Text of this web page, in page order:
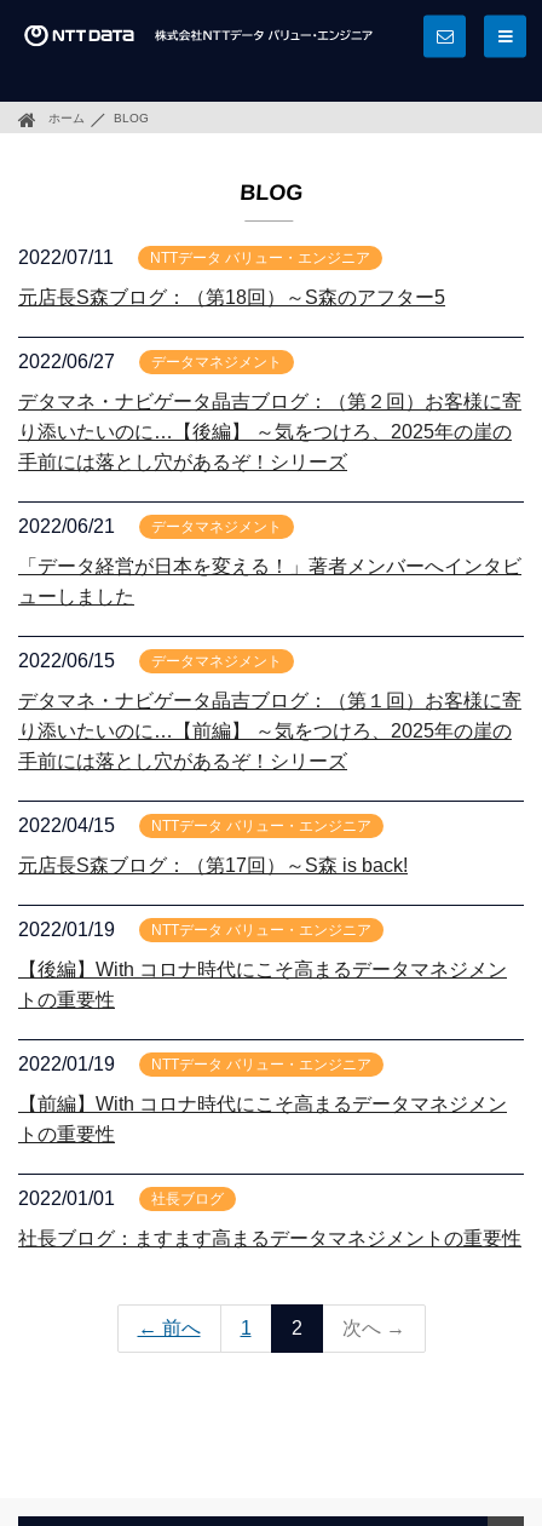
ホーム BLOG
BLOG
2022/07/11 NTTデータ バリュー・エンジニア
元店長S森ブログ：（第18回）～S森のアフター5
2022/06/27 データマネジメント
デタマネ・ナビゲータ晶吉ブログ：（第２回）お客様に寄
り添いたいのに…【後編】 ～気をつけろ、2025年の崖の
手前には落とし穴があるぞ！シリーズ
2022/06/21 データマネジメント
「データ経営が日本を変える！」著者メンバーへインタビ
ューしました
2022/06/15 データマネジメント
デタマネ・ナビゲータ晶吉ブログ：（第１回）お客様に寄
り添いたいのに…【前編】 ～気をつけろ、2025年の崖の
手前には落とし穴があるぞ！シリーズ
2022/04/15 NTTデータ バリュー・エンジニア
元店長S森ブログ：（第17回）～S森 is back!
2022/01/19 NTTデータ バリュー・エンジニア
【後編】With コロナ時代にこそ高まるデータマネジメン
トの重要性
2022/01/19 NTTデータ バリュー・エンジニア
【前編】With コロナ時代にこそ高まるデータマネジメン
トの重要性
2022/01/01 社長ブログ
社長ブログ：ますます高まるデータマネジメントの重要性
← 前へ 1 2 次へ →